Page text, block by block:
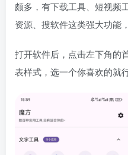
颇多，有下载工具、短视频
资源、搜软件这类强大功能
打开软件后，点击左下角的
表样式，选一个你喜欢的就